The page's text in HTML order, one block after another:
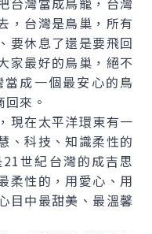
，台灣是鳥巢，所有
要休息了還是要飛回
家最好的鳥巢，絕不
成一個最安心的鳥
來。
在太平洋環東有一
、科技、知識柔性的
世紀台灣的成吉思
柔性的，用愛心、用
目中最甜美、最溫馨